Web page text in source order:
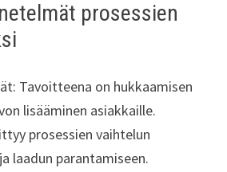
prosessien
Tavoitteena on hukkaamisen
lisääminen asiakkaille.
prosessien vaihtelun
laadun parantamiseen.